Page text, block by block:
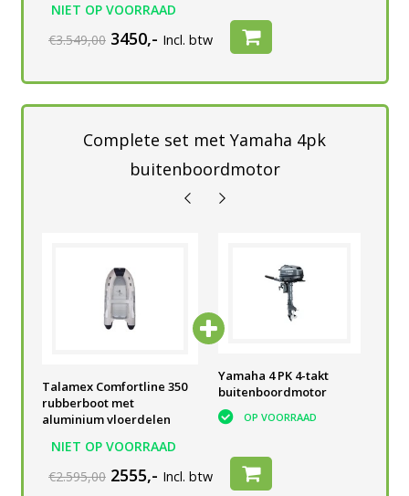
NIET OP VOORRAAD
€3.549,00 3450,- Incl. btw
Complete set met Yamaha 4pk
buitenboordmotor
Talamex Comfortline 350
rubberboot met
aluminium vloerdelen
NIET OP VOORRAAD
buitenboordmotor
OP VOORRAAD
Yamaha 4 PK 4-takt
buitenboordmotor
OP VOORRAAD
€2.595,00 2555,- Incl. btw